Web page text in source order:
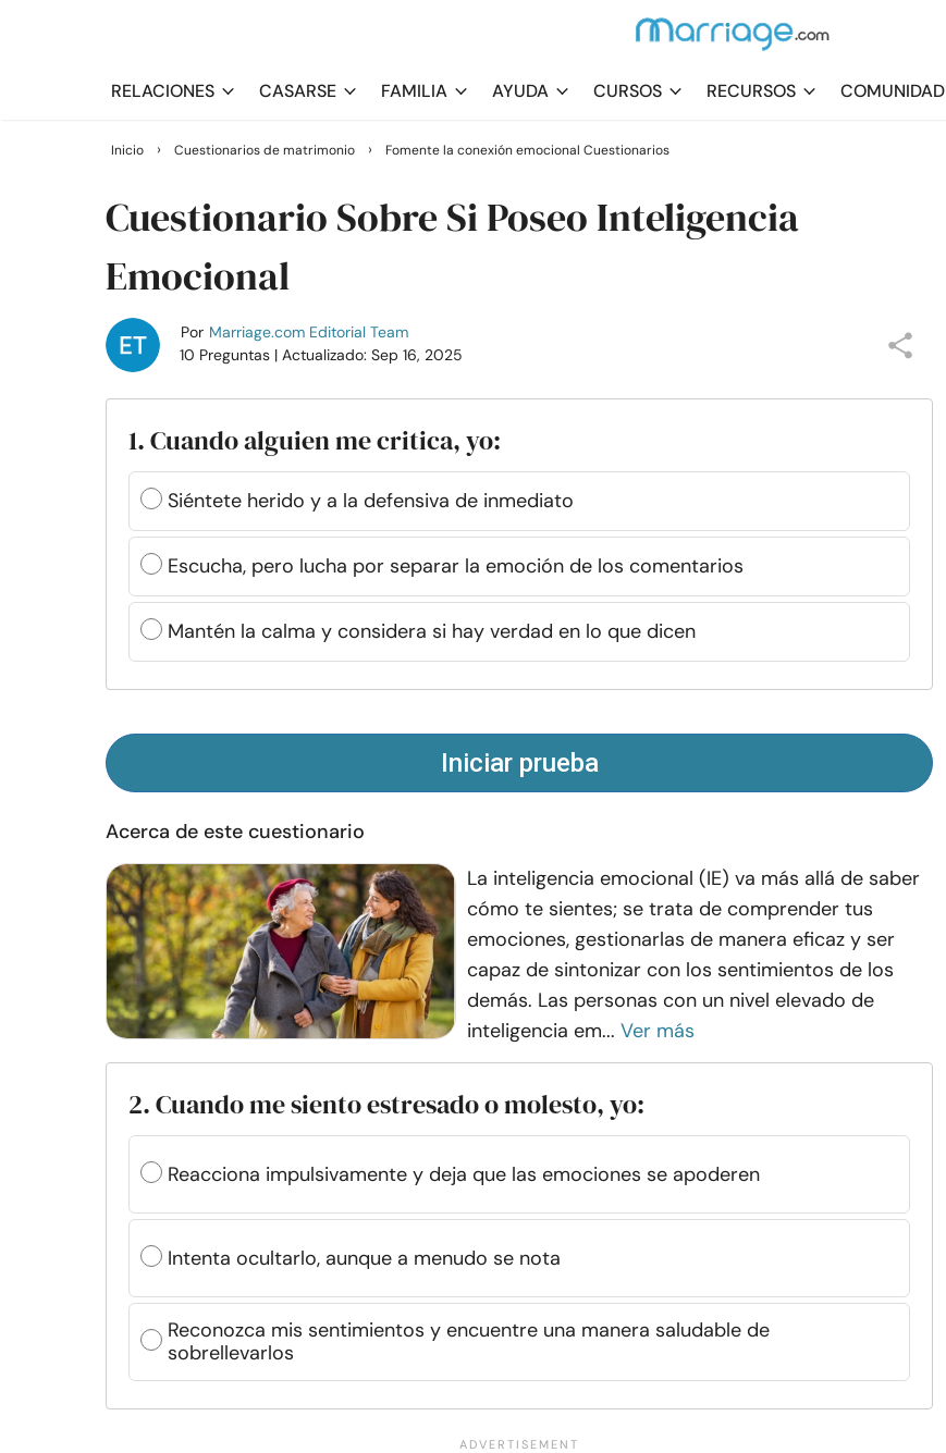
RELACIONES CASARSE FAMILIA AYUDA CURSOS RECURSOS COMUNIDAD
Inicio › Cuestionarios de matrimonio › Fomente la conexión emocional Cuestionarios
Cuestionario Sobre Si Poseo Inteligencia
Emocional
Por Marriage.com Editorial Team
10 Preguntas | Actualizado: Sep 16, 2025
1. Cuando alguien me critica, yo:
Siéntete herido y a la defensiva de inmediato
Escucha, pero lucha por separar la emoción de los comentarios
Mantén la calma y considera si hay verdad en lo que dicen
Iniciar prueba
Acerca de este cuestionario
La inteligencia emocional (IE) va más allá de saber
cómo te sientes; se trata de comprender tus
emociones, gestionarlas de manera eficaz y ser
capaz de sintonizar con los sentimientos de los
demás. Las personas con un nivel elevado de
inteligencia em... Ver más
2. Cuando me siento estresado o molesto, yo:
Reacciona impulsivamente y deja que las emociones se apoderen
Intenta ocultarlo, aunque a menudo se nota
Reconozca mis sentimientos y encuentre una manera saludable de
sobrellevarlos